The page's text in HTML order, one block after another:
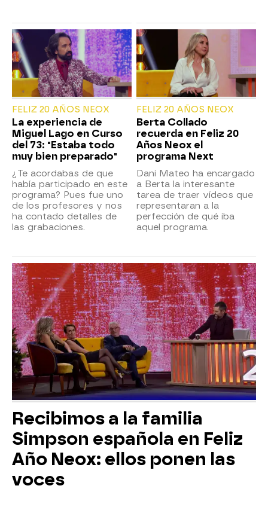
FELIZ 20 AÑOS NEOX
La experiencia de
Miguel Lago en Curso
del 73: "Estaba todo
muy bien preparado"
¿Te acordabas de que
había participado en este
programa? Pues fue uno
de los profesores y nos
ha contado detalles de
las grabaciones.
FELIZ 20 AÑOS NEOX
Berta Collado
recuerda en Feliz 20
Años Neox el
programa Next
Dani Mateo ha encargado
a Berta la interesante
tarea de traer vídeos que
representaran a la
perfección de qué iba
aquel programa.
Recibimos a la familia
Simpson española en Feliz
Año Neox: ellos ponen las
voces